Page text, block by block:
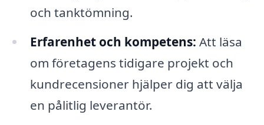
och tanktömning.
Erfarenhet och kompetens: Att läsa
om företagens tidigare projekt och
kundrecensioner hjälper dig att välja
en pålitlig leverantör.